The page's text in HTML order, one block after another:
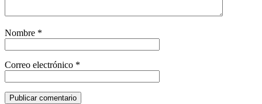
Nombre *
Correo electrónico *